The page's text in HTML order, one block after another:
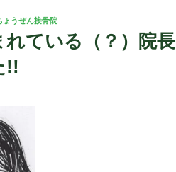
ょうぜん接骨院
ている（？）院
!!